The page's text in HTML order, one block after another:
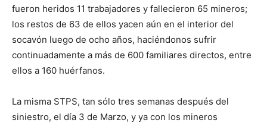
fueron heridos 11 trabajadores y fallecieron 65 mineros;
los restos de 63 de ellos yacen aún en el interior del
socavón luego de ocho años, haciéndonos sufrir
continuadamente a más de 600 familiares directos, entre
ellos a 160 huérfanos.
La misma STPS, tan sólo tres semanas después del
siniestro, el día 3 de Marzo, y ya con los mineros